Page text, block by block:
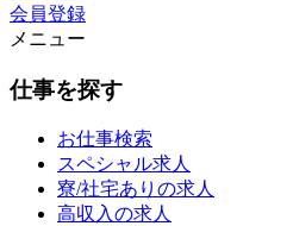
会員登録
メニュー
仕事を探す
お仕事検索
スペシャル求人
寮/社宅ありの求人
高収入の求人